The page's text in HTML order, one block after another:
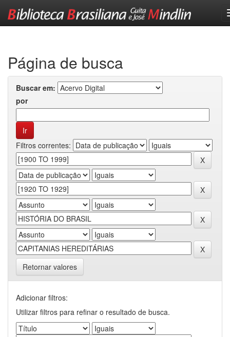
Página de busca
Buscar em:
por
Filtros correntes:
Retornar valores
Adicionar filtros:
Utilizar filtros para refinar o resultado de busca.